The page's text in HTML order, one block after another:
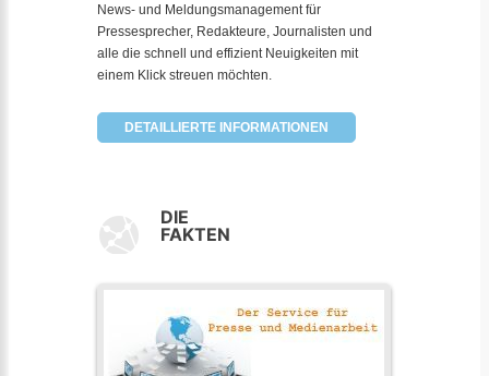
News- und Meldungsmanagement für
Pressesprecher, Redakteure, Journalisten und
alle die schnell und effizient Neuigkeiten mit
einem Klick streuen möchten.
DETAILLIERTE INFORMATIONEN
DIE
FAKTEN